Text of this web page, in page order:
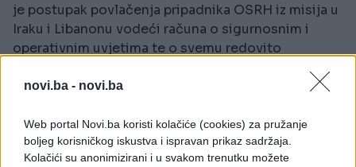
novi.ba - novi.ba
Web portal Novi.ba koristi kolačiće (cookies) za pružanje
boljeg korisničkog iskustva i ispravan prikaz sadržaja.
Kolačići su anonimizirani i u svakom trenutku možete
je postupak povlačenja pripadnika OSRH iz misija u
Iraku i Libanonu vodeći računa o sigurnosnim i
operativnim uvjetima te o svemu redovito
bude u cijelosti provedena, javnost će o tome biti
obaviještena.